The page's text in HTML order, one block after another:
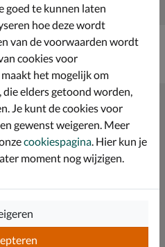
Steve Madden Portland
Mocassins & loafers - beige
129
goed te kunnen laten
hoe deze wordt
van de voorwaarden wordt
cookies voor
het mogelijk om
elders getoond worden,
Je kunt de cookies voor
gewenst weigeren. Meer
cookiespagina . Hier kun je
moment nog wijzigen.